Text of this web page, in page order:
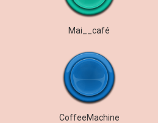
Mai__café
CoffeeMachine